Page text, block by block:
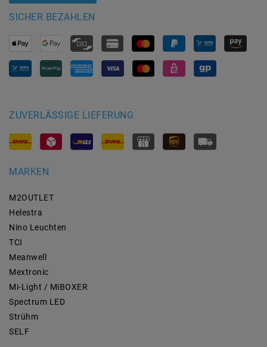
SICHER BEZAHLEN
ZUVERLÄSSIGE LIEFERUNG
MARKEN
M2OUTLET
Helestra
Nino Leuchten
TCI
Meanwell
Mextronic
Mi-Light / MiBOXER
Spectrum LED
Strühm
SELF